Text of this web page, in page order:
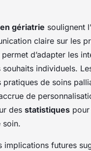
gériatrie soulignent
claire sur les
d’adapter les
souhaits individuels.
pratiques de soins
de
des statistiques
soin.
implications futures